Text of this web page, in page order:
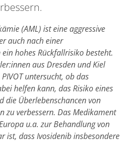
(AML) ist eine aggressive
auch nach einer
hohes Rückfallrisiko besteht.
aus Dresden und Kiel
untersucht, ob das
helfen kann, das Risiko eines
die Überlebenschancen von
zu verbessern. Das Medikament
u.a. zur Behandlung von
ist, dass Ivosidenib insbesondere